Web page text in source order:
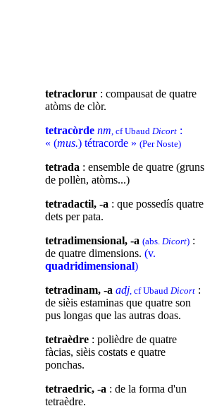
tetraclorur : compausat de quatre
atòms de clòr.
tetracòrde nm, cf Ubaud Dicort :
« (mus.) tétracorde » (Per Noste)
tetrada : ensemble de quatre (gruns
de pollèn, atòms...)
tetradactil, -a : que possedís quatre
dets per pata.
tetradimensional, -a (abs. Dicort) :
de quatre dimensions. (v.
quadridimensional)
tetradinam, -a adj, cf Ubaud Dicort :
de sièis estaminas que quatre son
pus longas que las autras doas.
tetraèdre : polièdre de quatre
fàcias, sièis costats e quatre
ponchas.
tetraedric, -a : de la forma d'un
tetraèdre.